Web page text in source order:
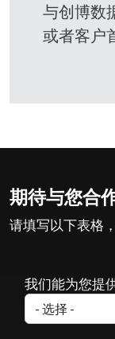
与创博数
或者客户
期待与您合
请填写以下表格
我们能为您提